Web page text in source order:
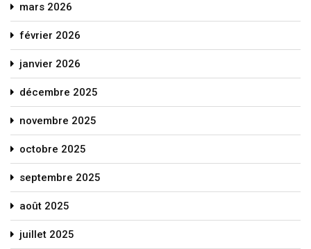
mars 2026
février 2026
janvier 2026
décembre 2025
novembre 2025
octobre 2025
septembre 2025
août 2025
juillet 2025